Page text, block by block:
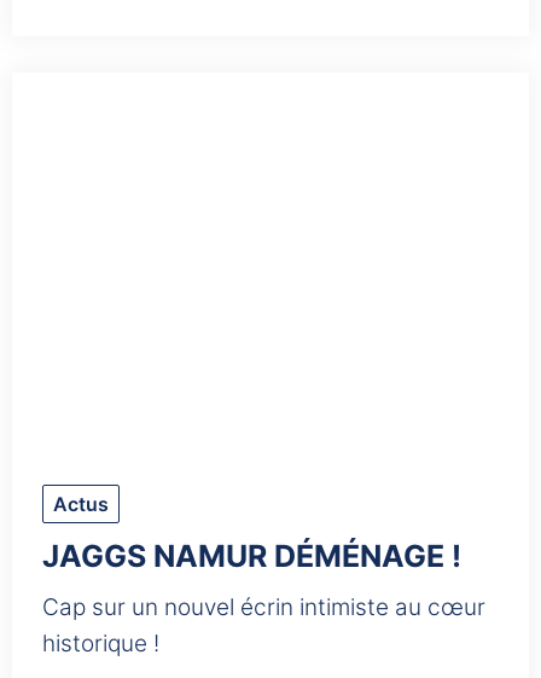
Actus
JAGGS NAMUR DÉMÉNAGE !
Cap sur un nouvel écrin intimiste au cœur
historique !